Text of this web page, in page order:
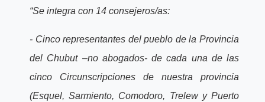
“Se integra con 14 consejeros/as:
- Cinco representantes del pueblo de la Provincia
del Chubut –no abogados- de cada una de las
cinco Circunscripciones de nuestra provincia
(Esquel, Sarmiento, Comodoro, Trelew y Puerto